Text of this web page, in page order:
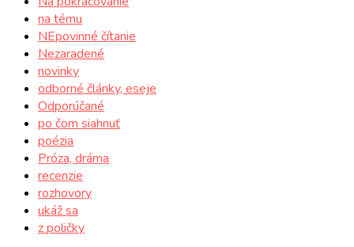
na tému
NEpovinné čítanie
Nezaradené
novinky
odborné články, eseje
Odporúčané
po čom siahnuť
poézia
Próza, dráma
recenzie
rozhovory
ukáž sa
z poličky